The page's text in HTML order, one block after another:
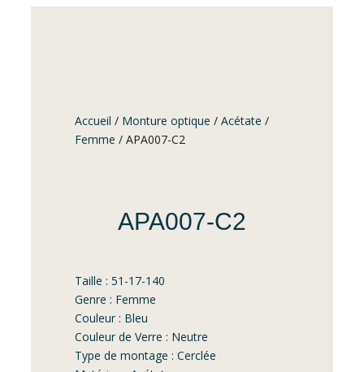
Accueil / Monture optique /Acétate /
Femme / APA007-C2
APA007-C2
Taille : 51-17-140
Genre : Femme
Couleur : Bleu
Couleur de Verre : Neutre
Type de montage : Cerclée